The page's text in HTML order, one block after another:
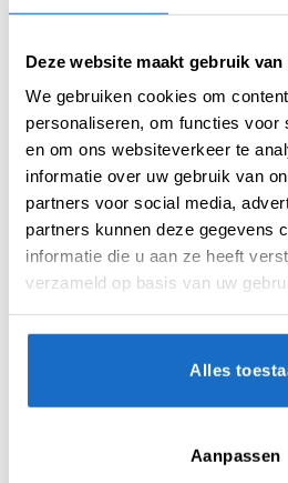
Deze website maakt gebruik van
We gebruiken cookies om
personaliseren, om functies voor
en om ons websiteverkeer te
informatie over uw gebruik van
partners voor social media,
partners kunnen deze gegevens
informatie die u aan ze heeft
verzameld op basis van uw
Alles
Aanpassen
De Condor Axe dart flights
shaft in 1 systeem. Deze
van een speciaal hars dat
“materiaal van de 21e
verbeterde
is de vorm van het
verbeterd.
De Condor Axe is terug met
flight-ontwerp van slechts
veerachtige flexibiliteit.